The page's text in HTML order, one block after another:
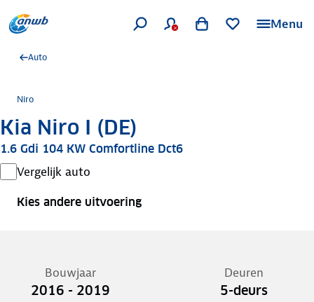
Menu
Auto
Niro
Kia Niro I (DE)
1.6 Gdi 104 KW Comfortline Dct6
Vergelijk auto
Kies andere uitvoering
Bouwjaar
2016 - 2019
Deuren
5-deurs